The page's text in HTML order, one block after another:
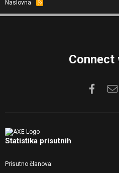
Naslovna
R
S
Connect
Statistika prisutnih
Prisutno članova